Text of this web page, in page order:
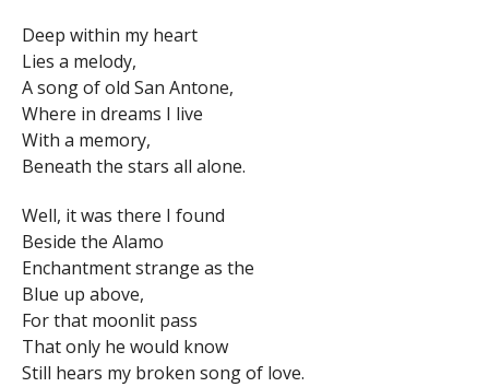
Deep within my heart
Lies a melody,
A song of old San Antone,
Where in dreams I live
With a memory,
Beneath the stars all alone.
Well, it was there I found
Beside the Alamo
Enchantment strange as the
Blue up above,
For that moonlit pass
That only he would know
Still hears my broken song of love.